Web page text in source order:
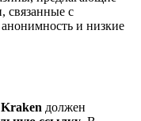
связанные с
и низкие
Kraken должен